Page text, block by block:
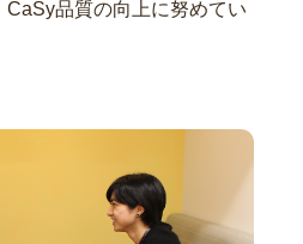
CaSy品質の向上に努めてい